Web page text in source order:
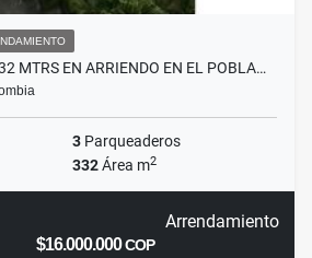
MTRS EN ARRIENDO EN EL POBLA…
3 Parqueaderos
332Área m2
Arrendamiento
$16.000.000COP